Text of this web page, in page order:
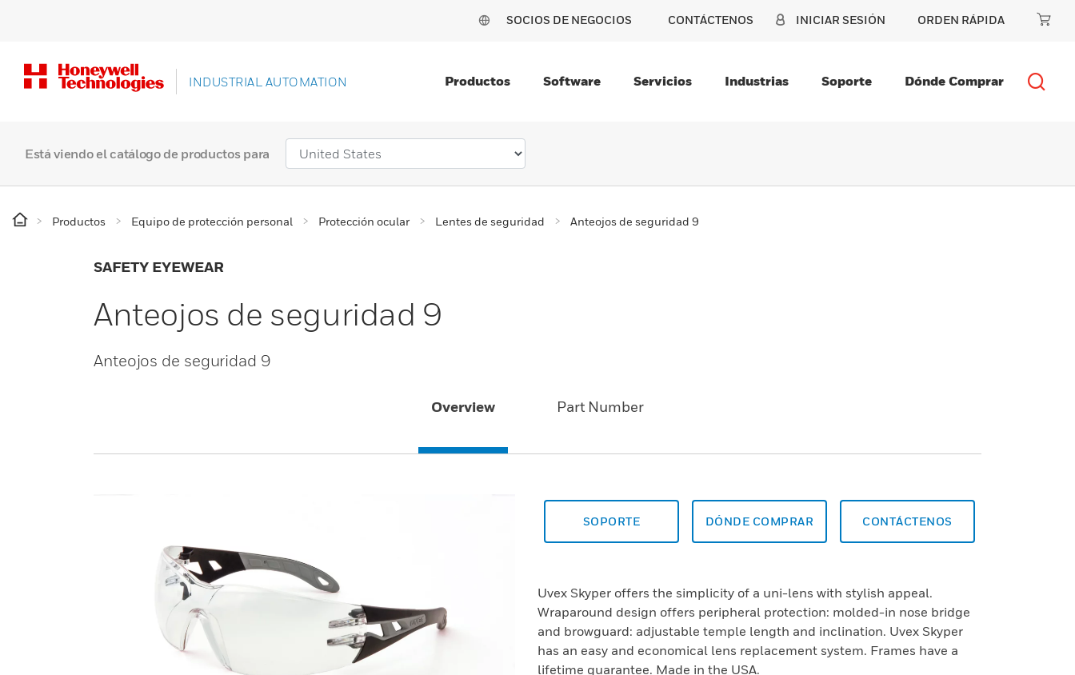
SOCIOS DE NEGOCIOS CONTÁCTENOS INICIAR SESIÓN ORDEN RÁPIDA
INDUSTRIAL AUTOMATION Productos Software Servicios Industrias Soporte Dónde Comprar
Está viendo el catálogo de productos para
Productos Equipo de protección personal Protección ocular Lentes de seguridad Anteojos de seguridad 9
SAFETY EYEWEAR
Anteojos de seguridad 9
Anteojos de seguridad 9
Overview Part Number
SOPORTE DÓNDE COMPRAR CONTÁCTENOS
Uvex Skyper offers the simplicity of a uni-lens with stylish appeal.
Wraparound design offers peripheral protection: molded-in nose bridge
and browguard: adjustable temple length and inclination. Uvex Skyper
has an easy and economical lens replacement system. Frames have a
lifetime guarantee. Made in the USA.